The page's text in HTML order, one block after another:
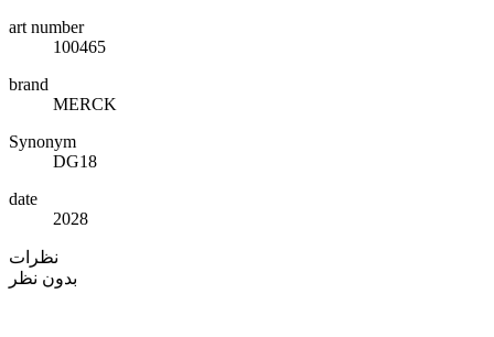
art number
100465
brand
MERCK
Synonym
DG18
date
2028
نظرات
بدون نظر